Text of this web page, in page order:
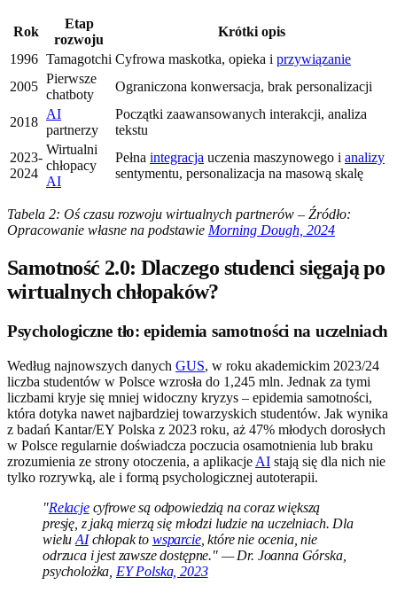
Rok
Etap
rozwoju
Krótki opis
1996 Tamagotchi Cyfrowa maskotka, opieka i przywiązanie
2005
Pierwsze
chatboty
Ograniczona konwersacja, brak personalizacji
2018
AI
partnerzy
Początki zaawansowanych interakcji, analiza
tekstu
2023-
2024
Wirtualni
chłopacy
AI
Pełna integracja uczenia maszynowego i analizy
sentymentu, personalizacja na masową skalę
Tabela 2: Oś czasu rozwoju wirtualnych partnerów – Źródło:
Opracowanie własne na podstawie Morning Dough, 2024
Samotność 2.0: Dlaczego studenci sięgają po
wirtualnych chłopaków?
Psychologiczne tło: epidemia samotności na uczelniach
Według najnowszych danych GUS, w roku akademickim 2023/24
liczba studentów w Polsce wzrosła do 1,245 mln. Jednak za tymi
liczbami kryje się mniej widoczny kryzys – epidemia samotności,
która dotyka nawet najbardziej towarzyskich studentów. Jak wynika
z badań Kantar/EY Polska z 2023 roku, aż 47% młodych dorosłych
w Polsce regularnie doświadcza poczucia osamotnienia lub braku
zrozumienia ze strony otoczenia, a aplikacje AI stają się dla nich nie
tylko rozrywką, ale i formą psychologicznej autoterapii.
"Relacjecyfrowe są odpowiedzią na coraz większą
presję, z jaką mierzą się młodzi ludzie na uczelniach. Dla
wieluAIchłopak to wsparcie, które nie ocenia, nie
odrzuca i jest zawsze dostępne." — Dr. Joanna Górska,
psycholożka, EY Polska, 2023